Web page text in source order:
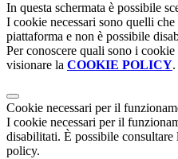
In questa schermata è possibile
I cookie necessari sono quelli
piattaforma e non è possibile
Per conoscere quali sono i
visionare la COOKIE POLICY.
Cookie necessari per il
I cookie necessari per il
disabilitati. È possibile
policy.